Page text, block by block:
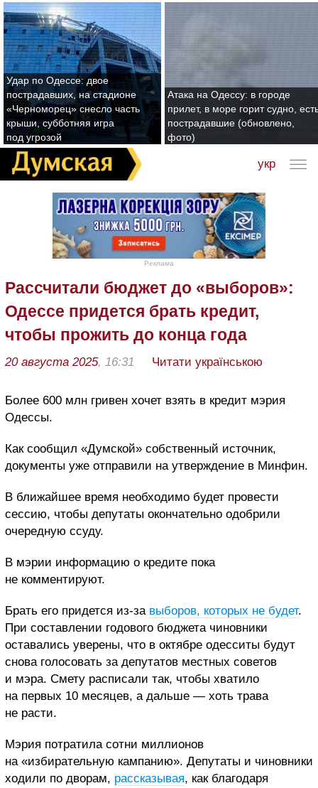
Удар по Одессе: двое
пострадавших, на стадионе
«Черноморец» снесло часть
крыши, субботняя игра
под угрозой
Атака на Одессу: в городе
прилет, в море горит судно,
пострадавшие (обновлено,
фото)
укр
Реклама
Рассчитали бюджет до «выборов»:
Одессе придется брать кредит,
чтобы прожить до конца года
20 августа 2025, 16:31 Читати українською
Более 600 млн гривен хочет взять в кредит мэрия
Одессы.
Как сообщил «Думской» собственный источник,
документы уже отправили на утверждение в Минфин.
В ближайшее время необходимо будет провести
сессию, чтобы депутаты окончательно одобрили
очередную ссуду.
В мэрии информацию о кредите пока
не комментируют.
Брать его придется из-за выборов, которых не будет.
При составлении годового бюджета чиновники
оставались уверены, что в октябре одесситы будут
снова голосовать за депутатов местных советов
и мэра. Смету расписали так, чтобы хватило
на первых 10 месяцев, а дальше — хоть трава
не расти.
Мэрия потратила сотни миллионов
на «избирательную кампанию». Депутаты и чиновники
ходили по дворам, рассказывая, как благодаря